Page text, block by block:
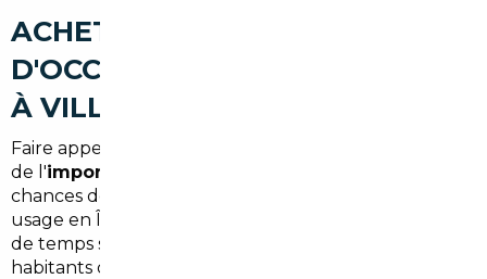
ACHETER UNE VOITURE
D'OCCASION AU MEILLEUR PRIX
À VILLEPREUX (SYNTHÈSE)
Faire appel à un courtier, mandataire ou spécialiste
de l'import occasion Villepreux
chances de trouver un véhicule adapté à votre
usage en Île-de-France. Économies, sécurité et gain
de temps sont les principaux bénéfices pour les
habitants des Yvelines souhaitant rouler